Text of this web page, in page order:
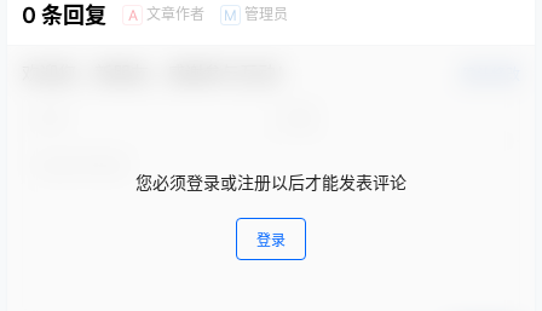
0 条回复 A 文章作者 M 管理员
您必须登录或注册以后才能发表评论
登录